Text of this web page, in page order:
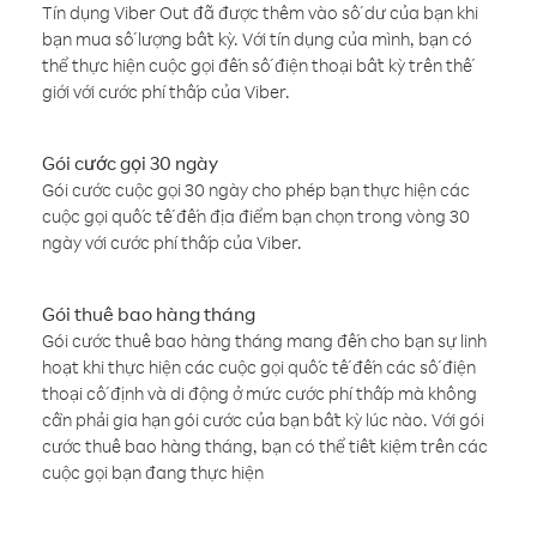
Tín dụng Viber Out đã được thêm vào số dư của bạn khi
bạn mua số lượng bất kỳ. Với tín dụng của mình, bạn có
thể thực hiện cuộc gọi đến số điện thoại bất kỳ trên thế
giới với cước phí thấp của Viber.
Gói cước gọi 30 ngày
Gói cước cuộc gọi 30 ngày cho phép bạn thực hiện các
cuộc gọi quốc tế đến địa điểm bạn chọn trong vòng 30
ngày với cước phí thấp của Viber.
Gói thuê bao hàng tháng
Gói cước thuê bao hàng tháng mang đến cho bạn sự linh
hoạt khi thực hiện các cuộc gọi quốc tế đến các số điện
thoại cố định và di động ở mức cước phí thấp mà không
cần phải gia hạn gói cước của bạn bất kỳ lúc nào. Với gói
cước thuê bao hàng tháng, bạn có thể tiết kiệm trên các
cuộc gọi bạn đang thực hiện